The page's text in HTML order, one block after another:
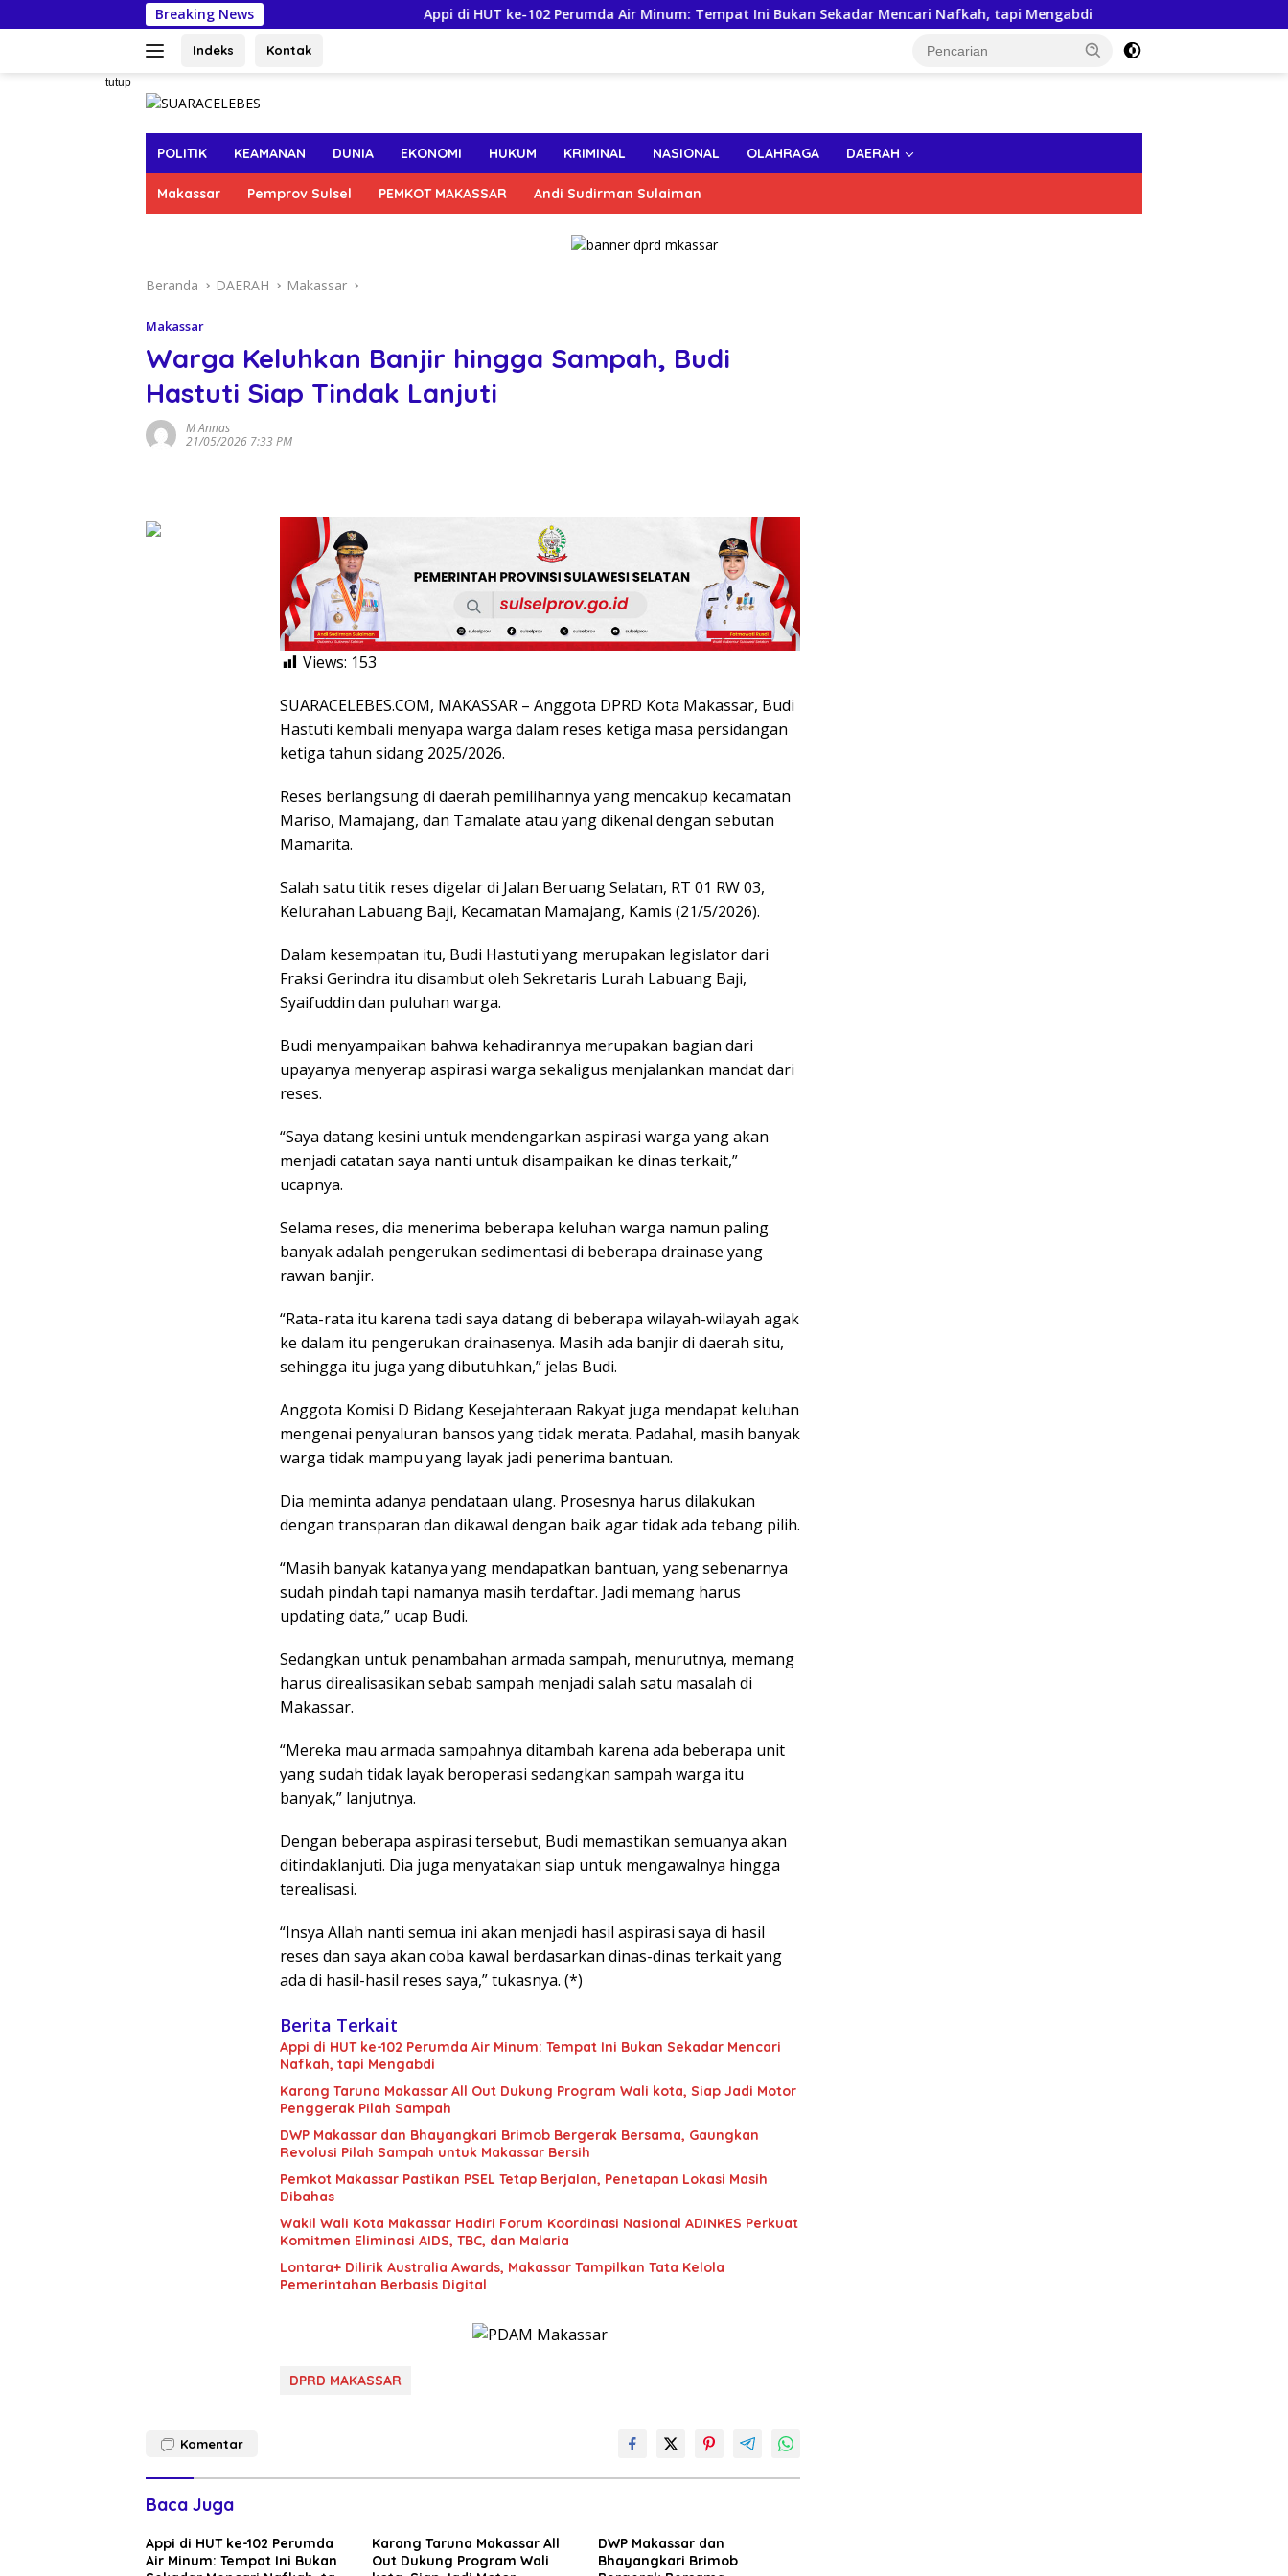
ke
Breaking News Appi di HUT ke-102 Perumda Air Minum: Tempat Ini Bukan Sekadar Mencari Nafkah, tapi Mengabdi Kuliah Umum di UNPRI
Indeks Kontak
tutup
POLITIK KEAMANAN DUNIA EKONOMI HUKUM KRIMINAL NASIONAL OLAHRAGA DAERAH
Makassar Pemprov Sulsel PEMKOT MAKASSAR Andi Sudirman Sulaiman
Beranda DAERAH Makassar
Makassar
Warga Keluhkan Banjir hingga Sampah, Budi
Hastuti Siap Tindak Lanjuti
M Annas
21/05/2026 7:33 PM
Views: 153
SUARACELEBES.COM, MAKASSAR – Anggota DPRD Kota Makassar, Budi
Hastuti kembali menyapa warga dalam reses ketiga masa persidangan
ketiga tahun sidang 2025/2026.
Reses berlangsung di daerah pemilihannya yang mencakup kecamatan
Mariso, Mamajang, dan Tamalate atau yang dikenal dengan sebutan
Mamarita.
Salah satu titik reses digelar di Jalan Beruang Selatan, RT 01 RW 03,
Kelurahan Labuang Baji, Kecamatan Mamajang, Kamis (21/5/2026).
Dalam kesempatan itu, Budi Hastuti yang merupakan legislator dari
Fraksi Gerindra itu disambut oleh Sekretaris Lurah Labuang Baji,
Syaifuddin dan puluhan warga.
Budi menyampaikan bahwa kehadirannya merupakan bagian dari
upayanya menyerap aspirasi warga sekaligus menjalankan mandat dari
reses.
“Saya datang kesini untuk mendengarkan aspirasi warga yang akan
menjadi catatan saya nanti untuk disampaikan ke dinas terkait,”
ucapnya.
Selama reses, dia menerima beberapa keluhan warga namun paling
banyak adalah pengerukan sedimentasi di beberapa drainase yang
rawan banjir.
“Rata-rata itu karena tadi saya datang di beberapa wilayah-wilayah agak
ke dalam itu pengerukan drainasenya. Masih ada banjir di daerah situ,
sehingga itu juga yang dibutuhkan,” jelas Budi.
Anggota Komisi D Bidang Kesejahteraan Rakyat juga mendapat keluhan
mengenai penyaluran bansos yang tidak merata. Padahal, masih banyak
warga tidak mampu yang layak jadi penerima bantuan.
Dia meminta adanya pendataan ulang. Prosesnya harus dilakukan
dengan transparan dan dikawal dengan baik agar tidak ada tebang pilih.
“Masih banyak katanya yang mendapatkan bantuan, yang sebenarnya
sudah pindah tapi namanya masih terdaftar. Jadi memang harus
updating data,” ucap Budi.
Sedangkan untuk penambahan armada sampah, menurutnya, memang
harus direalisasikan sebab sampah menjadi salah satu masalah di
Makassar.
“Mereka mau armada sampahnya ditambah karena ada beberapa unit
yang sudah tidak layak beroperasi sedangkan sampah warga itu
banyak,” lanjutnya.
Dengan beberapa aspirasi tersebut, Budi memastikan semuanya akan
ditindaklanjuti. Dia juga menyatakan siap untuk mengawalnya hingga
terealisasi.
“Insya Allah nanti semua ini akan menjadi hasil aspirasi saya di hasil
reses dan saya akan coba kawal berdasarkan dinas-dinas terkait yang
ada di hasil-hasil reses saya,” tukasnya. (*)
Berita Terkait
Appi di HUT ke-102 Perumda Air Minum: Tempat Ini Bukan Sekadar Mencari
Nafkah, tapi Mengabdi
Karang Taruna Makassar All Out Dukung Program Wali kota, Siap Jadi Motor
Penggerak Pilah Sampah
DWP Makassar dan Bhayangkari Brimob Bergerak Bersama, Gaungkan
Revolusi Pilah Sampah untuk Makassar Bersih
Pemkot Makassar Pastikan PSEL Tetap Berjalan, Penetapan Lokasi Masih
Dibahas
Wakil Wali Kota Makassar Hadiri Forum Koordinasi Nasional ADINKES Perkuat
Komitmen Eliminasi AIDS, TBC, dan Malaria
Lontara+ Dilirik Australia Awards, Makassar Tampilkan Tata Kelola
Pemerintahan Berbasis Digital
DPRD MAKASSAR
Komentar
Baca Juga
Appi di HUT ke-102 Perumda
Air Minum: Tempat Ini Bukan
Karang Taruna Makassar All
Out Dukung Program Wali
DWP Makassar dan
Bhayangkari Brimob